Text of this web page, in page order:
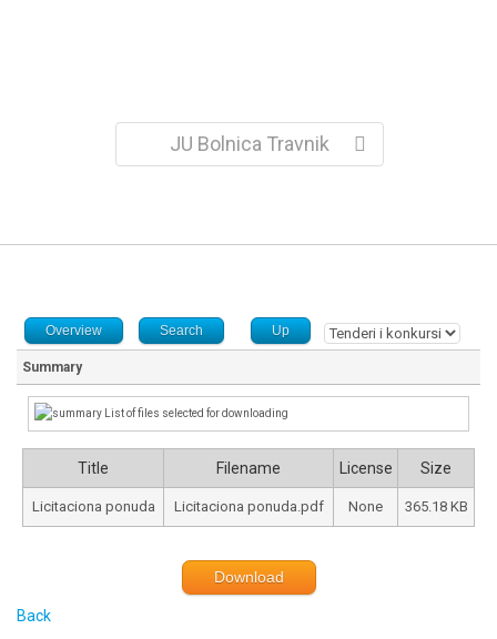
JU Bolnica Travnik
Overview Search Up
Summary
List of files selected for downloading
Title Filename License Size
Licitaciona ponuda Licitaciona ponuda.pdf None 365.18 KB
Download
Back